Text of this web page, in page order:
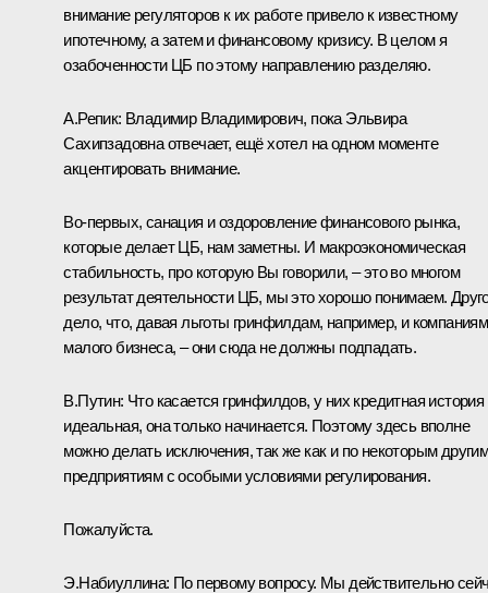
внимание регуляторов к их работе привело к известному
ипотечному, а затем и финансовому кризису. В целом я
озабоченности ЦБ по этому направлению разделяю.
А.Репик: Владимир Владимирович, пока Эльвира
Сахипзадовна отвечает, ещё хотел на одном моменте
акцентировать внимание.
Во‑первых, санация и оздоровление финансового рынка,
которые делает ЦБ, нам заметны. И макроэкономическая
стабильность, про которую Вы говорили, – это во многом
результат деятельности ЦБ, мы это хорошо понимаем.
дело, что, давая льготы гринфилдам, например, и компаниям
малого бизнеса, – они сюда не должны подпадать.
В.Путин: Что касается гринфилдов, у них кредитная история
идеальная, она только начинается. Поэтому здесь вполне
можно делать исключения, так же как и по некоторым
предприятиям с особыми условиями регулирования.
Пожалуйста.
Э.Набиуллина: По первому вопросу. Мы действительно